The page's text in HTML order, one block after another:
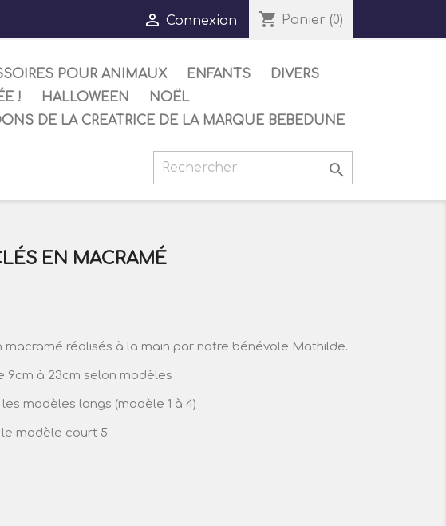
 Connexion shopping_cart Panier (0)
POUR ANIMAUX ENFANTS
DIVERS
! HALLOWEEN
NOËL
DE LA CREATRICE DE LA MARQUE BEBEDUNE

EN MACRAMÉ
macramé réalisés à la main par notre bénévole Mathilde.
9cm à 23cm selon modèles
les modèles longs (modèle 1 à 4)
court 5